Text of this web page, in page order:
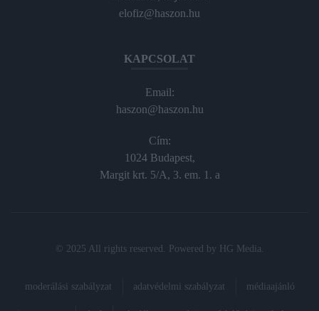
elofiz@haszon.hu
KAPCSOLAT
Email:
haszon@haszon.hu
Cím:
1024 Budapest,
Margit krt. 5/A, 3. em. 1. a
© 2025 All rights reserved. Powered by HG Media
moderálási szabályzat adatvédelmi szabályzat médiaajánló